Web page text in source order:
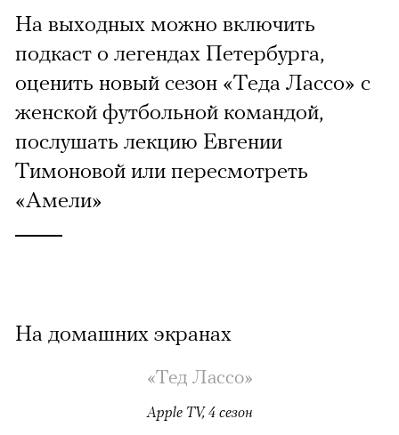
На выходных можно включить
подкаст о легендах Петербурга,
оценить новый сезон «Теда Лассо» с
женской футбольной командой,
послушать лекцию Евгении
Тимоновой или пересмотреть
«Амели»
На домашних экранах
«Тед Лассо»
Apple TV, 4 сезон